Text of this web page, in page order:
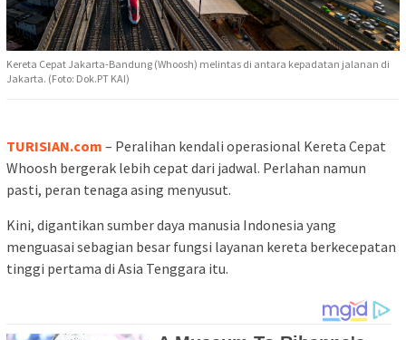
Kereta Cepat Jakarta-Bandung (Whoosh) melintas di antara kepadatan jalanan di
Jakarta. (Foto: Dok.PT KAI)
TURISIAN.com – Peralihan kendali operasional Kereta Cepat
Whoosh bergerak lebih cepat dari jadwal. Perlahan namun
pasti, peran tenaga asing menyusut.
Kini, digantikan sumber daya manusia Indonesia yang
menguasai sebagian besar fungsi layanan kereta berkecepatan
tinggi pertama di Asia Tenggara itu.